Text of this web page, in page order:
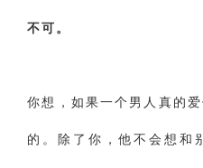
不可。
你想，如果一个男人真的
的。除了你，他不会想和